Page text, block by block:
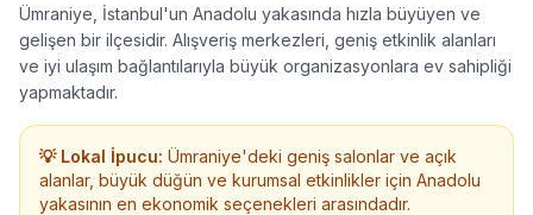
Ümraniye, İstanbul'un Anadolu yakasında hızla büyüyen ve
gelişen bir ilçesidir. Alışveriş merkezleri, geniş etkinlik alanları
ve iyi ulaşım bağlantılarıyla büyük organizasyonlara ev sahipliği
yapmaktadır.
💡 Lokal İpucu: Ümraniye'deki geniş salonlar ve açık
alanlar, büyük düğün ve kurumsal etkinlikler için Anadolu
yakasının en ekonomik seçenekleri arasındadır.